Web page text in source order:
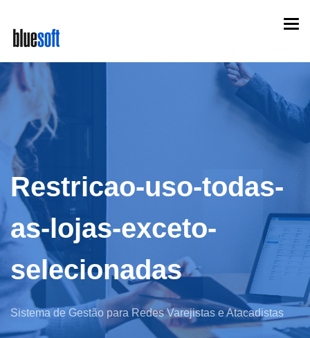
main
content
Restricao-uso-todas-
as-lojas-exceto-
selecionadas
Sistema de Gestão para Redes Varejistas e Atacadistas